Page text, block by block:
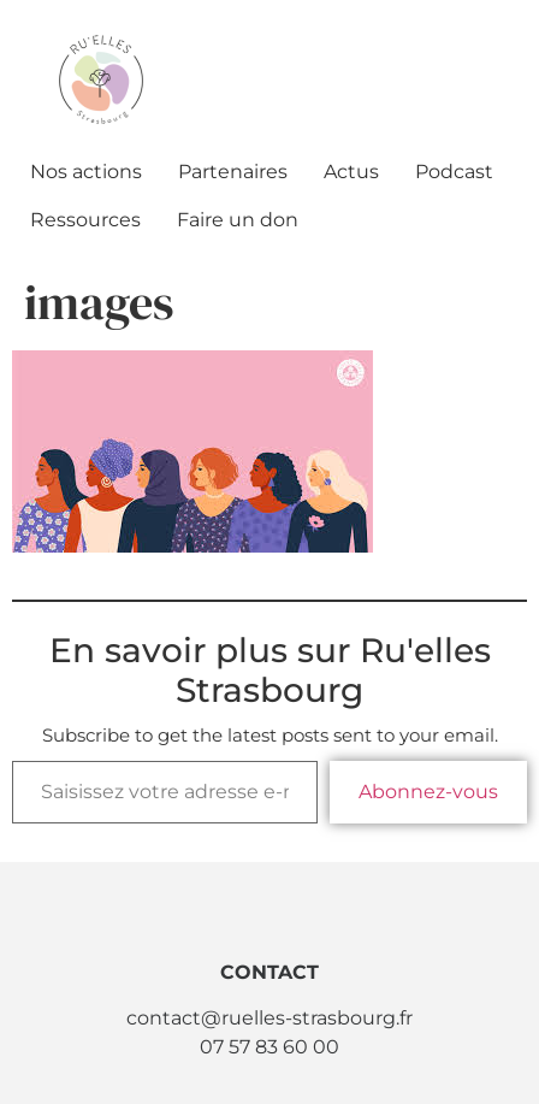
Nos actions Partenaires Actus Podcast
Ressources Faire un don
images
En savoir plus sur Ru'elles
Strasbourg
Subscribe to get the latest posts sent to your email.
Abonnez-vous
CONTACT
contact@ruelles-strasbourg.fr
07 57 83 60 00